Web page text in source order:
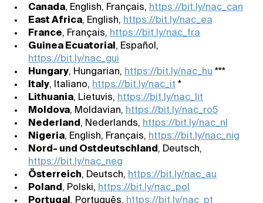
Canada, English, Français, https://bit.ly/nac_can
East Africa, English, https://bit.ly/nac_ea
France, Français, https://bit.ly/nac_fra
Guinea Ecuatorial, Español,
https://bit.ly/nac_gui
Hungary, Hungarian, https://bit.ly/nac_hu ***
Italy, Italiano, https://bit.ly/nac_it *
Lithuania, Lietuvis, https://bit.ly/nac_lit
Moldova, Moldavian, https://bit.ly/nac_ro5
Nederland, Nederlands, https://bit.ly/nac_nl
Nigeria, English, Français, https://bit.ly/nac_nig
Nord- und Ostdeutschland, Deutsch,
https://bit.ly/nac_neg
Österreich, Deutsch, https://bit.ly/nac_au
Poland, Polski, https://bit.ly/nac_pol
Portugal, Português, https://bit.ly/nac_pt